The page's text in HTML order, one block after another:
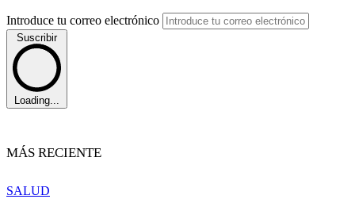
Introduce tu correo electrónico
Suscribir
Loading...
MÁS RECIENTE
SALUD